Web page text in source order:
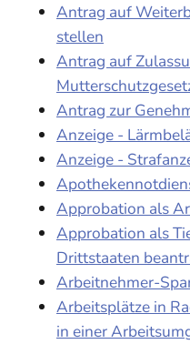
Antrag auf
stellen
Antrag auf
Antrag zur
Anzeige -
Anzeige -
Approbation als
Approbation als
Drittstaaten
Arbeitnehmer-
Arbeitsplätze in
in einer